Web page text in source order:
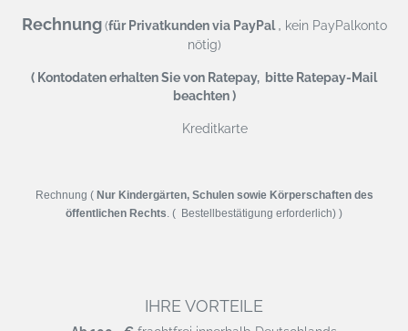
Rechnung (für Privatkunden via PayPal, kein PayPalkonto
nötig)
( Kontodaten erhalten Sie von Ratepay, bitte Ratepay-Mail
beachten )
Kreditkarte
Rechnung ( Nur Kindergärten, Schulen sowie Körperschaften des
öffentlichen Rechts . ( Bestellbestätigung erforderlich) )
IHRE VORTEILE